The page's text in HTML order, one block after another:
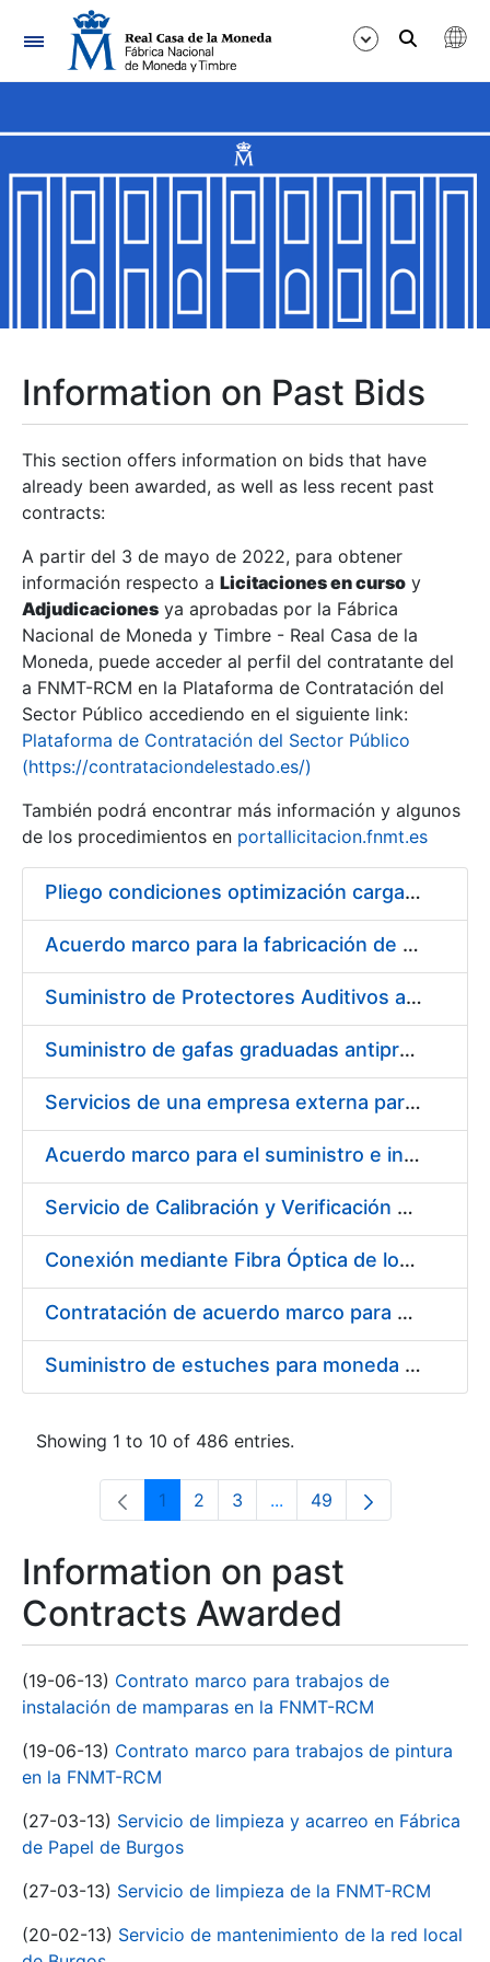
Navigation
Show/Hide
Show/Hide
Show/Hide
Show/Hide
Show/Hide
Show/Hide
Information on Past Bids
This section offers information on bids that have
already been awarded, as well as less recent past
contracts:
A partir del 3 de mayo de 2022, para obtener
información respecto a Licitaciones en curso y
Adjudicaciones ya aprobadas por la Fábrica
Nacional de Moneda y Timbre - Real Casa de la
Moneda, puede acceder al perfil del contratante del
a FNMT-RCM en la Plataforma de Contratación del
Sector Público accediendo en el siguiente link:
Plataforma de Contratación del Sector Público
(https://contrataciondelestado.es/)
También podrá encontrar más información y algunos
de los procedimientos en portallicitacion.fnmt.es
Pliego condiciones optimización cargas compras firmado
Acuerdo marco para la fabricación de piezas
Suministro de Protectores Auditivos a medida para las personas trabajadoras de los Centros de Trabajo de Madrid y Burgos
Suministro de gafas graduadas antiproyecciones para los trabajadores de la FNMT-RCM en los centros de trabajo de Madrid y Burgos
Servicios de una empresa externa para el asesoramiento y resolución de los recursos de alzada que se presentan relacionados con procesos de selección para la FNMT-RCM
Acuerdo marco para el suministro e instalación de persianas, estores y otros complementos
Servicio de Calibración y Verificación Externa de los Equipos de Medición del Servicio de Prevención de la FNMT-RCM
Conexión mediante Fibra Óptica de los Centros de Proceso de Datos (CPDs) de las sedes de la FNMT-RCM de Burgos y Madrid
Contratación de acuerdo marco para el Suministro de Material de Electricidad para la Fábrica Nacional de Moneda y Timbre-Real Casa de la Moneda en su centro de trabajo de Burgos
Suministro de estuches para moneda de 30 €
Showing 1 to 10 of 486 entries.
Page
1 Page
2 Page
3 ...Intermediate Pages Use
Page
49
Information on past
Contracts Awarded
(19-06-13) Contrato marco para trabajos de
instalación de mamparas en la FNMT-RCM
(19-06-13) Contrato marco para trabajos de pintura
en la FNMT-RCM
(27-03-13) Servicio de limpieza y acarreo en Fábrica
de Papel de Burgos
(27-03-13) Servicio de limpieza de la FNMT-RCM
(20-02-13) Servicio de mantenimiento de la red local